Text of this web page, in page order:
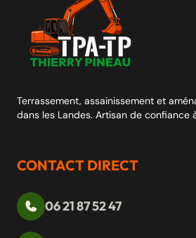
Terrassement, assainissement et
dans les Landes. Artisan de confiance
CONTACT DIRECT
06 21 87 52 47